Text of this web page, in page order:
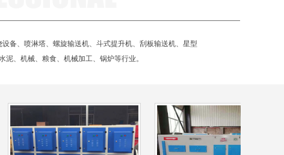
备、喷淋塔、螺旋输送机、斗式提升机、刮板输送机、星型
、机械、粮食、机械加工、锅炉等行业。